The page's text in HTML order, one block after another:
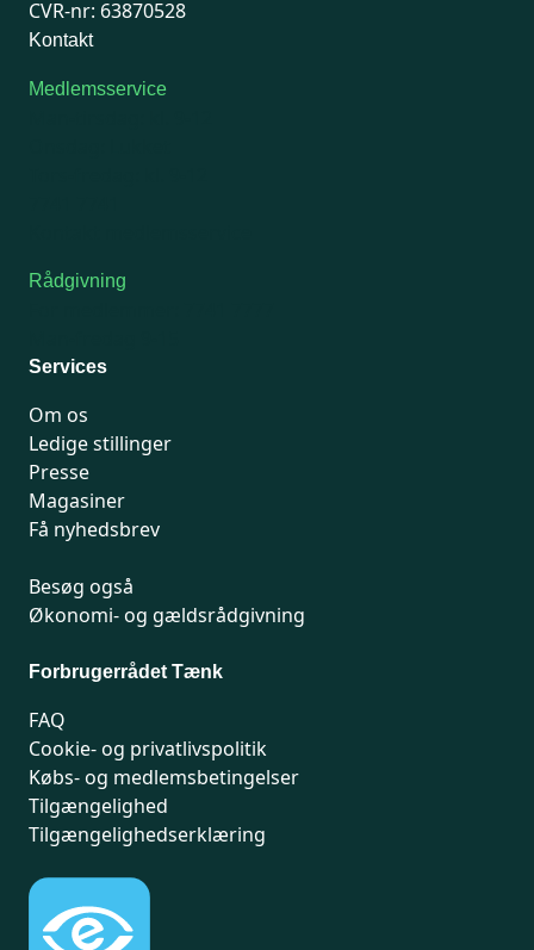
CVR-nr: 63870528
Kontakt
Medlemsservice
Rådgivning
Services
Om os
Ledige stillinger
Presse
Magasiner
Få nyhedsbrev
Besøg også
Økonomi- og gældsrådgivning
Forbrugerrådet Tænk
FAQ
Cookie- og privatlivspolitik
Købs- og medlemsbetingelser
Tilgængelighed
Tilgængelighedserklæring